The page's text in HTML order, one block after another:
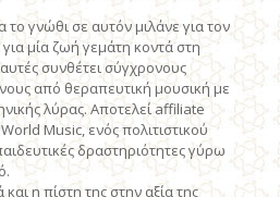
το γνώθι σε αυτόν μιλάνε για τον
μία ζωή γεμάτη κοντά στη
συνθέτει σύγχρονους
από θεραπευτική μουσική με
λύρας. Αποτελεί affiliate
Music, ενός πολιτιστικού
δραστηριότητες γύρω
η πίστη της στην αξία της